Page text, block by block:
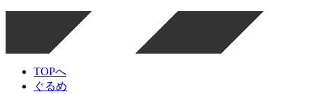
TOPへ
ぐるめ